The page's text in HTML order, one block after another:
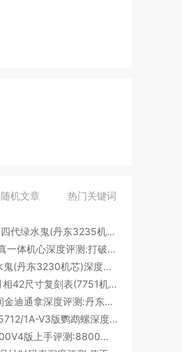
随机文章 热门关键词
真假对决:ARF厂四代绿水鬼(丹东3235机芯)深度评测
VS厂丹东3255真一体机心深度评测:打破市场乱象,重塑复刻机芯新标杆​
VS厂41无历黑水鬼(丹东3230机芯)深度评测:性能与破绽全解析
GS厂浪琴八针月相42尺寸复刻表(7751机芯)细节全析
VS厂V2配重版间金迪通拿深度评测:丹东4131机芯加持下的165克精密之作​
PPF厂百达翡丽5712/1A-V3版鹦鹉螺深度评测:细节升级直击正品
VS厂黑盘海马300V4版上手评测:8800一体机芯加持,复刻天花板实至名归?